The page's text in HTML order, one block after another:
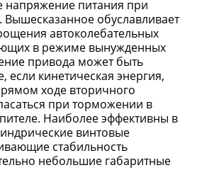
напряжение питания при
обуславливает
автоколебательных
в режиме вынужденных
привода может быть
если кинетическая энергия,
ходе вторичного
при торможении в
Наиболее эффективны в
винтовые
стабильность
небольшие габаритные